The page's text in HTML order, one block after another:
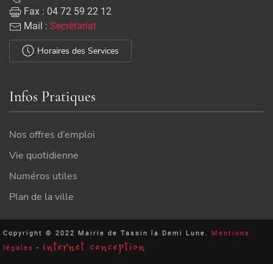
Fax : 04 72 59 22 12
Mail : Secrétariat
Horaires des Services
Infos Pratiques
Nos offres d’emploi
Vie quotidienne
Numéros utiles
Plan de la ville
Copyright © 2022 Mairie de Tassin la Demi Lune. Mentions
légales
- internet conception